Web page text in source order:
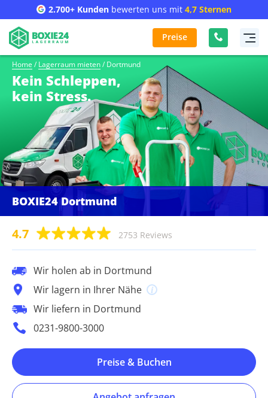
2.700+ Kunden bewerten uns mit 4,7 Sternen
Preise
Home / Lagerraum mieten/ Dortmund
Kein Schleppen,
kein Stress.
BOXIE24 Dortmund
4.7 2753 Reviews
Wir holen ab in Dortmund
Wir lagern in Ihrer Nähe
Wir liefern in Dortmund
0231-9800-3000
Preise & Buchen